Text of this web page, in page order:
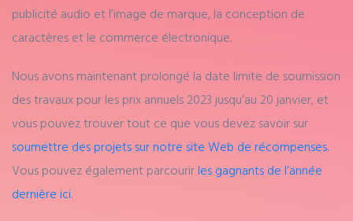
publicité audio et l’image de marque, la conception de
caractères et le commerce électronique.
Nous avons maintenant prolongé la date limite de soumission
des travaux pour les prix annuels 2023 jusqu’au 20 janvier, et
vous pouvez trouver tout ce que vous devez savoir sur
soumettre des projets sur notre site Web de récompenses.
Vous pouvez également parcourirles gagnants de l’année
dernière ici.